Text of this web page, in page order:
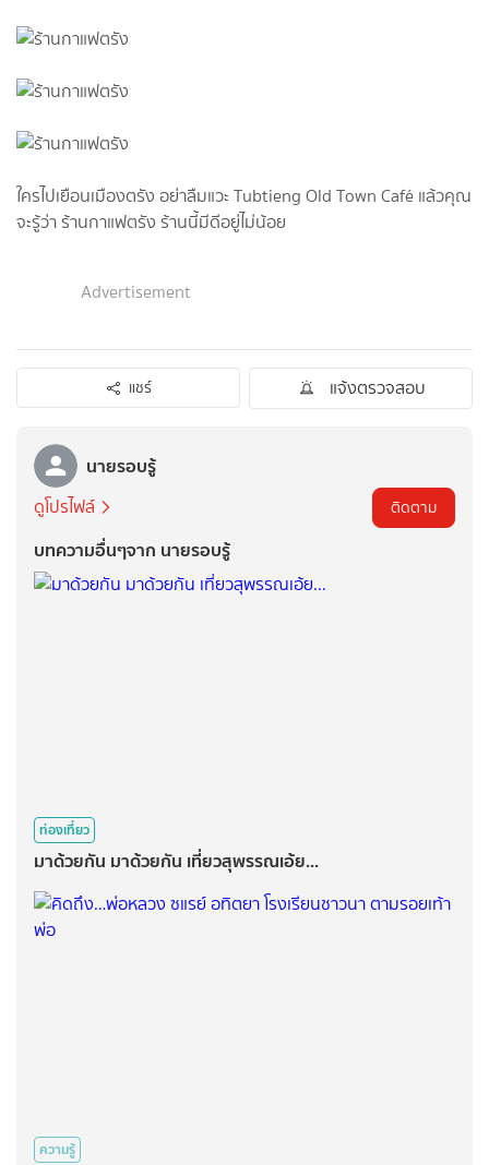
ใครไปเยือนเมืองตรัง อย่าลืมแวะ Tubtieng Old Town Café แล้วคุณ
จะรู้ว่า ร้านกาแฟตรัง ร้านนี้มีดีอยู่ไม่น้อย
Advertisement
แชร์ แจ้งตรวจสอบ
นายรอบรู้
ดูโปรไฟล์ ติดตาม
บทความอื่นๆจาก นายรอบรู้
ท่องเที่ยว
มาด้วยกัน มาด้วยกัน เที่ยวสุพรรณเอ้ย...
ความรู้